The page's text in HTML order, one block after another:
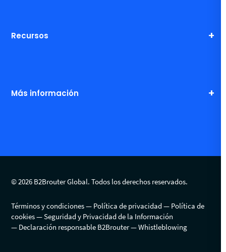
Recursos
Más información
© 2026 B2Brouter Global. Todos los derechos reservados.
Términos y condiciones Política de privacidad
Política de
cookies
Seguridad y Privacidad de la Información
Declaración responsable B2Brouter
Whistleblowing